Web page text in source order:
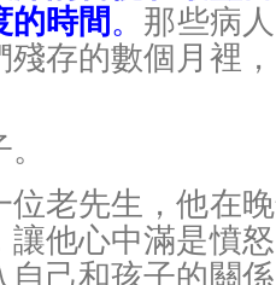
的時間 。 那些病
殘存的數個月裡
位老先生，他在
讓他心中滿是憤
自己和孩子的關